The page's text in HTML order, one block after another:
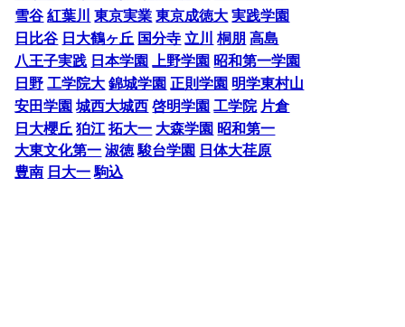
雪谷 紅葉川 東京実業 東京成徳大 実践学園
日比谷 日大鶴ヶ丘 国分寺 立川 桐朋 高島
八王子実践 日本学園 上野学園 昭和第一学園
日野 工学院大 錦城学園 正則学園 明学東村山
安田学園 城西大城西 啓明学園 工学院 片倉
日大櫻丘 狛江 拓大一 大森学園 昭和第一
大東文化第一 淑徳 駿台学園 日体大荏原
豊南 日大一 駒込